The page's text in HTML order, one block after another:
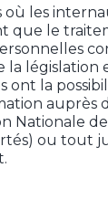
où les
que le
la législation
ont la
auprès
Nationale
ou tout